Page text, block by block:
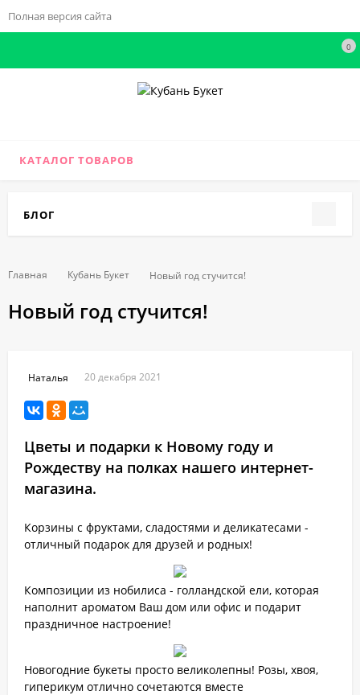
Полная версия сайта
0
КАТАЛОГ ТОВАРОВ
Главная Кубань Букет Новый год стучится!
Новый год стучится!
Наталья 20 декабря 2021
Цветы и подарки к Новому году и
Рождеству на полках нашего интернет-
магазина.
Корзины с фруктами, сладостями и деликатесами -
отличный подарок для друзей и родных!
Композиции из нобилиса - голландской ели, которая
наполнит ароматом Ваш дом или офис и подарит
праздничное настроение!
Новогодние букеты просто великолепны! Розы, хвоя,
гиперикум отлично сочетаются вместе
БЛОГ